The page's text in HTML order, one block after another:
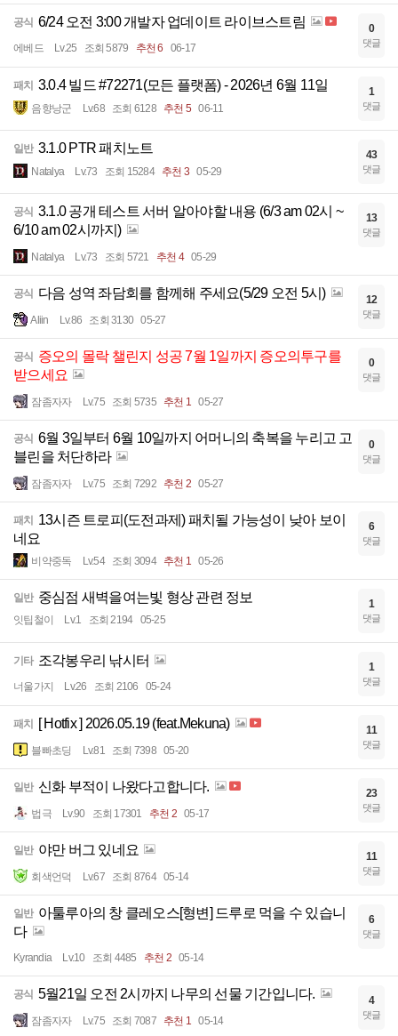
공식 6/24 오전 3:00 개발자 업데이트 라이브스트림
에베드 Lv.25 조회 5879 추천 6 06-17
0
댓글
패치 3.0.4 빌드 #72271(모든 플랫폼) - 2026년 6월 11일
음향낭군 Lv.68 조회 6128 추천 5 06-11
1
댓글
일반 3.1.0 PTR 패치노트
Natalya Lv.73 조회 15284 추천 3 05-29
43
댓글
공식 3.1.0 공개 테스트 서버 알아야할 내용 (6/3 am 02시 ~
6/10 am 02시까지)
Natalya Lv.73 조회 5721 추천 4 05-29
13
댓글
공식 다음 성역 좌담회를 함께해 주세요(5/29 오전 5시)
Aliin Lv.86 조회 3130 05-27
12
댓글
공식 증오의 몰락 챌린지 성공 7월 1일까지 증오의투구를
받으세요
잠좀자자 Lv.75 조회 5735 추천 1 05-27
0
댓글
공식 6월 3일부터 6월 10일까지 어머니의 축복을 누리고 고
블린을 처단하라
잠좀자자 Lv.75 조회 7292 추천 2 05-27
0
댓글
패치 13시즌 트로피(도전과제) 패치될 가능성이 낮아 보이
네요
비약중독 Lv.54 조회 3094 추천 1 05-26
6
댓글
일반 중심점 새벽을여는빛 형상 관련 정보
잇팁철이 Lv.1 조회 2194 05-25
1
댓글
기타 조각봉우리 낚시터
너울가지 Lv.26 조회 2106 05-24
1
댓글
패치 [ Hotfix ] 2026.05.19 (feat.Mekuna)
블빠초딩 Lv.81 조회 7398 05-20
11
댓글
일반 신화 부적이 나왔다고합니다.
법극 Lv.90 조회 17301 추천 2 05-17
23
댓글
일반 야만 버그 있네요
회색언덕 Lv.67 조회 8764 05-14
11
댓글
일반 아툴루아의 창 클레오스[형변] 드루로 먹을 수 있습니
다
Kyrandia Lv.10 조회 4485 추천 2 05-14
6
댓글
공식 5월21일 오전 2시까지 나무의 선물 기간입니다.
잠좀자자 Lv.75 조회 7087 추천 1 05-14
4
댓글